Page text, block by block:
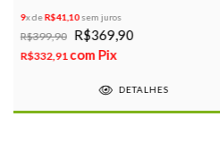
9x deR$41,10sem juros
R$399,90 R$369,90
R$332,91 com Pix
DETALHES